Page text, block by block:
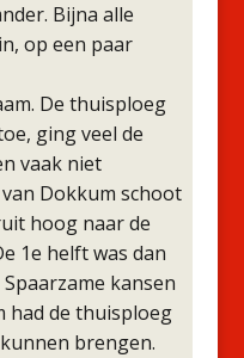
Bijna alle
op een paar
De thuisploeg
ging veel de
vaak niet
Dokkum schoot
hoog naar de
1e helft was dan
kansen
had de thuisploeg
brengen.